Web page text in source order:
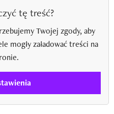
tę treść?
Twojej zgody, aby
mogły załadować treści na